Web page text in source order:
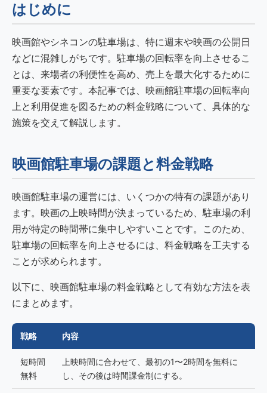
はじめに
映画館やシネコンの駐車場は、特に週末や映画の公開日
などに混雑しがちです。駐車場の回転率を向上させるこ
とは、来場者の利便性を高め、売上を最大化するために
重要な要素です。本記事では、映画館駐車場の回転率向
上と利用促進を図るための料金戦略について、具体的な
施策を交えて解説します。
映画館駐車場の課題と料金戦略
映画館駐車場の運営には、いくつかの特有の課題があり
ます。映画の上映時間が決まっているため、駐車場の利
用が特定の時間帯に集中しやすいことです。このため、
駐車場の回転率を向上させるには、料金戦略を工夫する
ことが求められます。
以下に、映画館駐車場の料金戦略として有効な方法を表
にまとめます。
戦略 内容
短時間
無料
上映時間に合わせて、最初の1〜2時間を無料に
し、その後は時間課金制にする。